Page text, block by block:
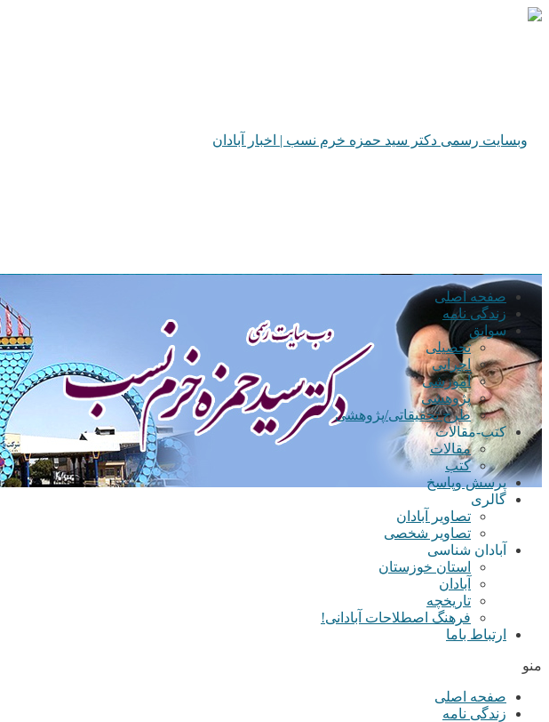
صفحه اصلی
زندگی نامه
سوابق
تحصیلی
اجرایی
آموزشی
پژوهشی
طرح تحقیقاتی/پژوهشی
کتب-مقالات
مقالات
کتب
پرسش وپاسخ
گالری
تصاویر آبادان
تصاویر شخصی
آبادان شناسی
استان خوزستان
آبادان
تاریخچه
فرهنگ اصطلاحات آبادانی!
ارتباط باما
منو
صفحه اصلی
زندگی نامه